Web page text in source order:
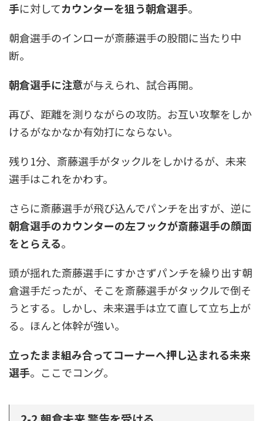
手に対してカウンターを狙う朝倉選手。
朝倉選手のインローが斎藤選手の股間に当たり中
断。
朝倉選手に注意が与えられ、試合再開。
再び、距離を測りながらの攻防。お互い攻撃をしか
けるがなかなか有効打にならない。
残り1分、斎藤選手がタックルをしかけるが、未来
選手はこれをかわす。
さらに斎藤選手が飛び込んでパンチを出すが、逆に
朝倉選手のカウンターの左フックが斎藤選手の顔面
をとらえる。
頭が揺れた斎藤選手にすかさずパンチを繰り出す朝
倉選手だったが、そこを斎藤選手がタックルで倒そ
うとする。しかし、未来選手は立て直して立ち上が
る。ほんと体幹が強い。
立ったまま組み合ってコーナーへ押し込まれる未来
選手。ここでコング。